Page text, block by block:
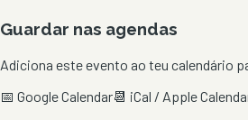
Guardar nas agendas
Adiciona este evento ao teu calendário
📅 Google Calendar📆 iCal / Apple